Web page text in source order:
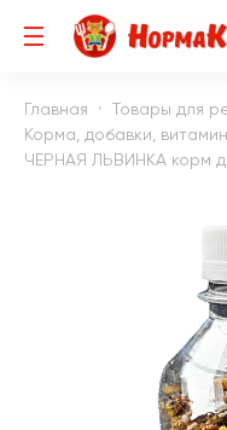
Главная
Товары для
Корма, добавки,
ЧЕРНАЯ ЛЬВИНКА корм